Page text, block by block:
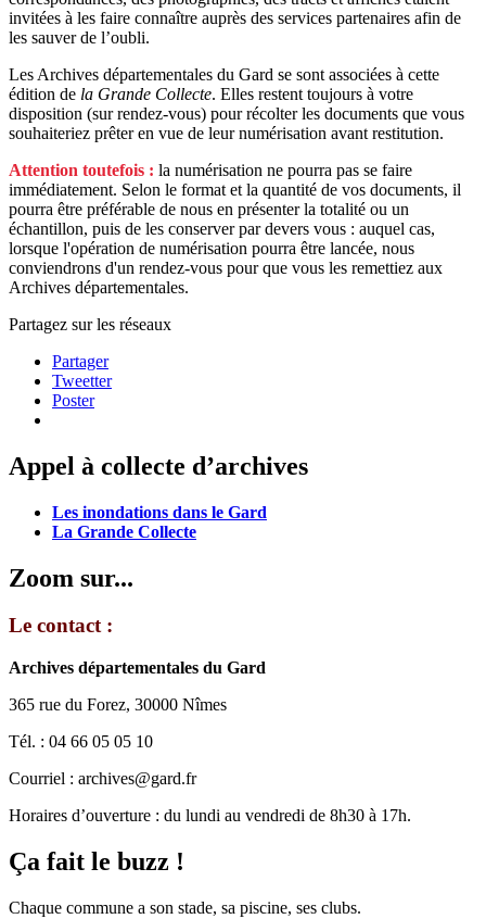
invitées à les faire connaître auprès des services partenaires afin de
les sauver de l’oubli.
Les Archives départementales du Gard se sont associées à cette
édition de la Grande Collecte. Elles restent toujours à votre
disposition (sur rendez-vous) pour récolter les documents que vous
souhaiteriez prêter en vue de leur numérisation avant restitution.
Attention toutefois : la numérisation ne pourra pas se faire
immédiatement. Selon le format et la quantité de vos documents, il
pourra être préférable de nous en présenter la totalité ou un
échantillon, puis de les conserver par devers vous : auquel cas,
lorsque l'opération de numérisation pourra être lancée, nous
conviendrons d'un rendez-vous pour que vous les remettiez aux
Archives départementales.
Partagez sur les réseaux
Partager
Tweetter
Poster
Appel à collecte d’archives
Les inondations dans le Gard
La Grande Collecte
Zoom sur...
Le contact :
Archives départementales du Gard
365 rue du Forez, 30000 Nîmes
Tél. : 04 66 05 05 10
Courriel : archives@gard.fr
Horaires d’ouverture : du lundi au vendredi de 8h30 à 17h.
Ça fait le buzz !
Chaque commune a son stade, sa piscine, ses clubs.